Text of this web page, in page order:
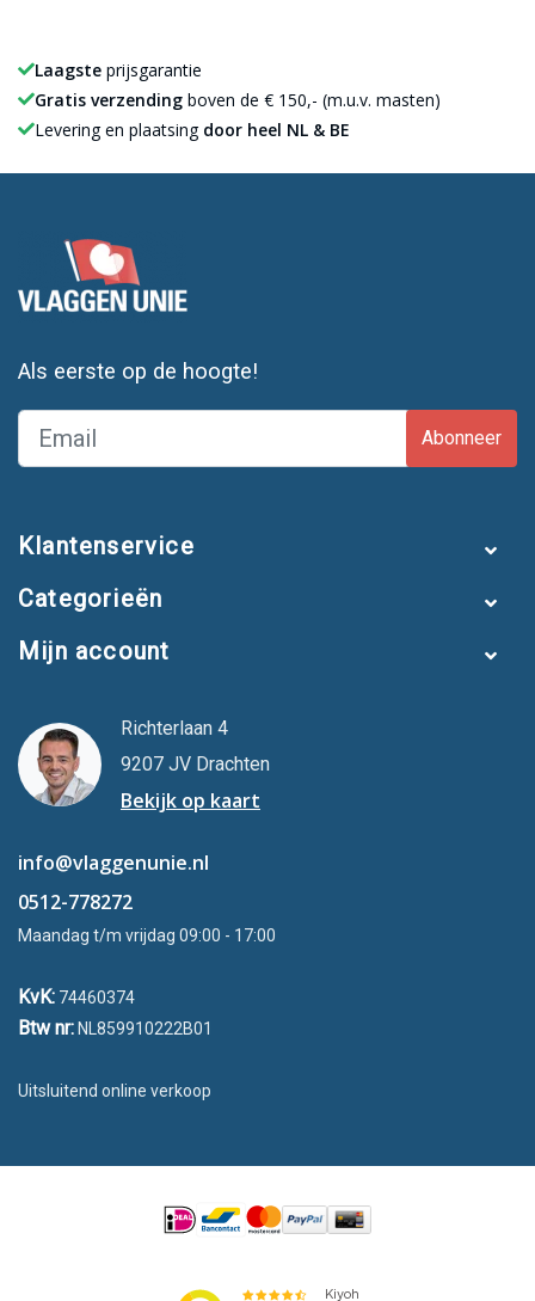
Laagste prijsgarantie
Gratis verzending boven de € 150,- (m.u.v. masten)
Levering en plaatsing door heel NL & BE
Als eerste op de hoogte!
Abonneer
Klantenservice
Categorieën
Mijn account
Richterlaan 4
9207 JV Drachten
Bekijk op kaart
info@vlaggenunie.nl
0512-778272
Maandag t/m vrijdag 09:00 - 17:00
KvK: 74460374
Btw nr: NL859910222B01
Uitsluitend online verkoop